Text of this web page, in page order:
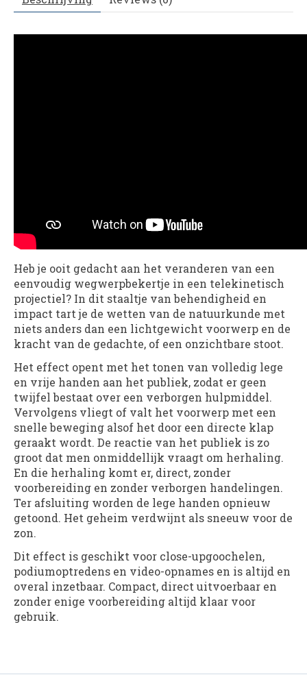
Heb je ooit gedacht aan het veranderen van een
eenvoudig wegwerpbekertje in een telekinetisch
projectiel? In dit staaltje van behendigheid en
impact tart je de wetten van de natuurkunde met
niets anders dan een lichtgewicht voorwerp en de
kracht van de gedachte, of een onzichtbare stoot.
Het effect opent met het tonen van volledig lege
en vrije handen aan het publiek, zodat er geen
twijfel bestaat over een verborgen hulpmiddel.
Vervolgens vliegt of valt het voorwerp met een
snelle beweging alsof het door een directe klap
geraakt wordt. De reactie van het publiek is zo
groot dat men onmiddellijk vraagt om herhaling.
En die herhaling komt er, direct, zonder
voorbereiding en zonder verborgen handelingen.
Ter afsluiting worden de lege handen opnieuw
getoond. Het geheim verdwijnt als sneeuw voor de
zon.
Dit effect is geschikt voor close-upgoochelen,
podiumoptredens en video-opnames en is altijd en
overal inzetbaar. Compact, direct uitvoerbaar en
zonder enige voorbereiding altijd klaar voor
gebruik.